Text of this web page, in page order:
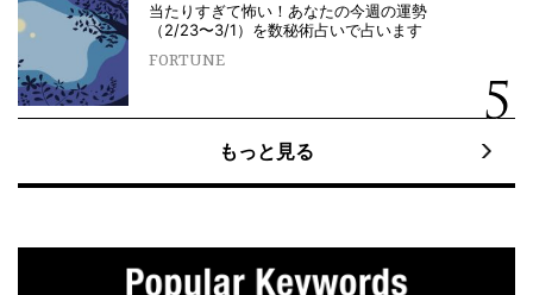
当たりすぎて怖い！あなたの今週の運勢
（2/23〜3/1）を数秘術占いで占います
FORTUNE
もっと見る